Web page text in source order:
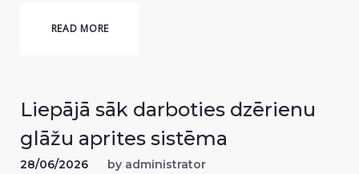
READ MORE
Liepājā sāk darboties dzērienu
glāžu aprites sistēma
28/06/2026 by administrator